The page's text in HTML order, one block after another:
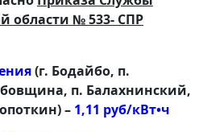
области № 533- СПР
(г. Бодайбо, п.
п. Балахнинский,
– 1,11 руб/кВт•ч